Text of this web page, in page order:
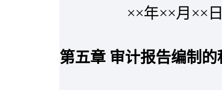
××年××月××
第五章 审计报告编制